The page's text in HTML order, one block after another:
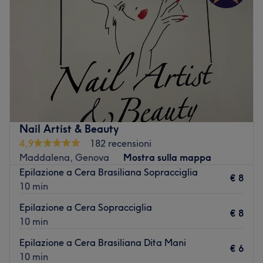
09:00
20:00
09:00
18:00
Chiuso
Estetica San Lorenzo si trova nell'omonima via S. Lorenzo
75 Genova e vengono offerti trattamenti specifici per la
cura e benessere della persona.
Trasporto pubblico più vicino:
Bus.
Il team:
Preparato e accogliente.
I punti forti del salone:
Ambiente: dal design moderno e accattivante.
Specializzato in: massaggi, trattamenti viso, depilazione,
manicure e pedicure.
Nail Artist & Beauty
4,9
182 recensioni
Maddalena, Genova
Mostra sulla mappa
Epilazione a Cera Brasiliana Sopracciglia
10 min
€ 8
Epilazione a Cera Sopracciglia
10 min
€ 8
Epilazione a Cera Brasiliana Dita Mani
10 min
€ 6